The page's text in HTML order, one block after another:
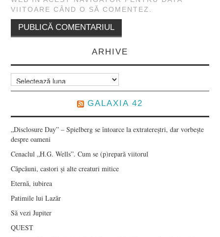
VIITOARE CÂND O SĂ COMENTEZ.
ARHIVE
Arhive
GALAXIA 42
„Disclosure Day” – Spielberg se întoarce la extratereștri, dar vorbește
despre oameni
Cenaclul „H.G. Wells”. Cum se (p)repară viitorul
Căpcăuni, castori și alte creaturi mitice
Eternă, iubirea
Patimile lui Lazăr
Să vezi Jupiter
QUEST